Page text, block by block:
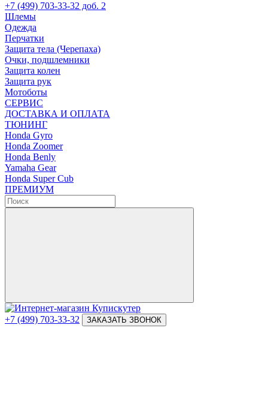
+7 (499) 703-33-32 доб. 2
Шлемы
Одежда
Перчатки
Защита тела (Черепаха)
Очки, подшлемники
Защита колен
Защита рук
Мотоботы
СЕРВИС
ДОСТАВКА И ОПЛАТА
ТЮНИНГ
Honda Gyro
Honda Zoomer
Honda Benly
Yamaha Gear
Honda Super Cub
ПРЕМИУМ
+7 (499) 703-33-32 ЗАКАЗАТЬ ЗВОНОК